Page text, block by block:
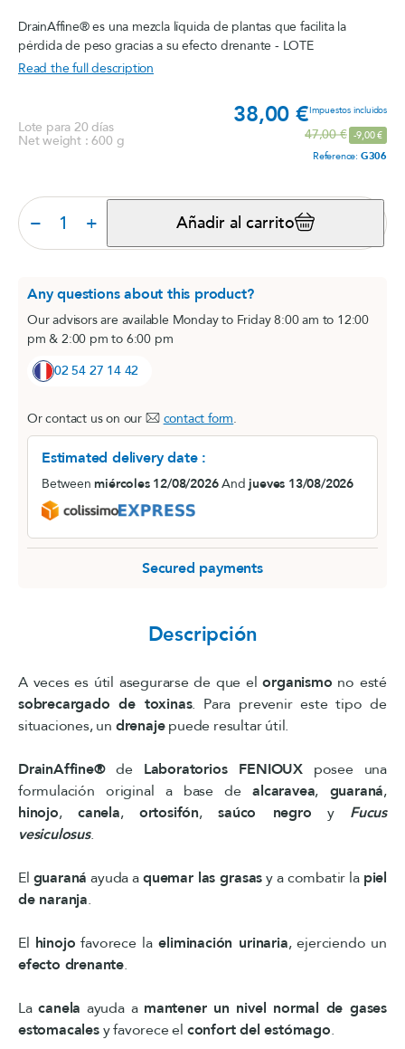
DrainAffine® es una mezcla líquida de plantas que facilita la
pérdida de peso gracias a su efecto drenante - LOTE
Read the full description
Lote para 20 días
Net weight : 600 g
38,00 €Impuestos incluidos
Precio base
47,00 € -9,00 €
Reference: G306
− + Añadir al carrito
Any questions about this product?
Our advisors are available Monday to Friday 8:00 am to 12:00
pm & 2:00 pm to 6:00 pm
02 54 27 14 42
Or contact us on our contact form.
Estimated delivery date :
Betweenmiércoles 12/08/2026Andjueves 13/08/2026
Secured payments
Descripción
A veces es útil asegurarse de que elorganismo no esté
sobrecargado de toxinas. Para prevenir este tipo de
situaciones, un drenajepuede resultar útil.
DrainAffine®de Laboratorios FENIOUXposee una
formulación original a base dealcaravea, guaraná,
hinojo, canela, ortosifón,saúco negro y Fucus
vesiculosus.
El guaraná ayuda aquemar las grasasy a combatir la piel
de naranja.
El hinojo favorece laeliminación urinaria, ejerciendo un
efecto drenante.
Lacanela ayuda a mantener un nivel normal de gases
estomacalesy favorece el confort del estómago.